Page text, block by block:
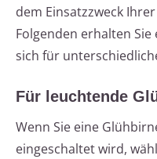
dem Einsatzzweck
Folgenden erhalten
sich für
Für leuchtende
Wenn Sie eine
eingeschaltet wird,